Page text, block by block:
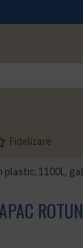
Fidelizare
plastic, 1100L,